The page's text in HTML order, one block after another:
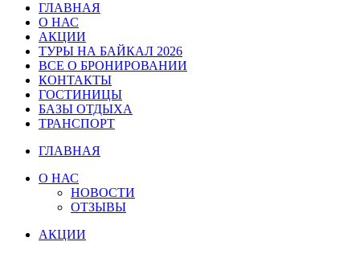
ГЛАВНАЯ
О НАС
АКЦИИ
ТУРЫ НА БАЙКАЛ 2026
ВСЕ О БРОНИРОВАНИИ
КОНТАКТЫ
ГОСТИНИЦЫ
БАЗЫ ОТДЫХА
ТРАНСПОРТ
ГЛАВНАЯ
О НАС
НОВОСТИ
ОТЗЫВЫ
АКЦИИ